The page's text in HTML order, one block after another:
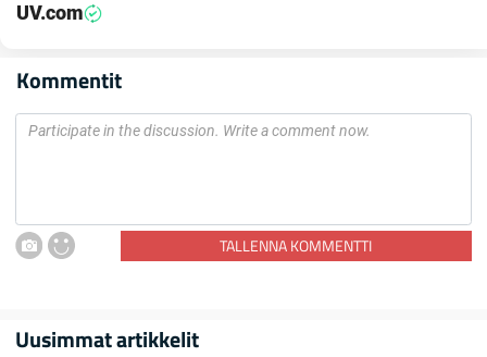
UV.com
Kommentit
TALLENNA KOMMENTTI
Uusimmat artikkelit